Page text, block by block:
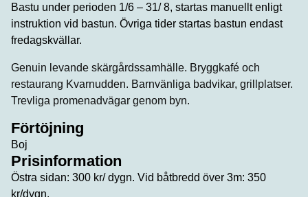
Bastu under perioden 1/6 – 31/ 8, startas manuellt enligt
instruktion vid bastun. Övriga tider startas bastun endast
fredagskvällar.
Genuin levande skärgårdssamhälle. Bryggkafé och
restaurang Kvarnudden. Barnvänliga badvikar, grillplatser.
Trevliga promenadvägar genom byn.
Förtöjning
Boj
Prisinformation
Östra sidan: 300 kr/ dygn. Vid båtbredd över 3m: 350
kr/dygn.